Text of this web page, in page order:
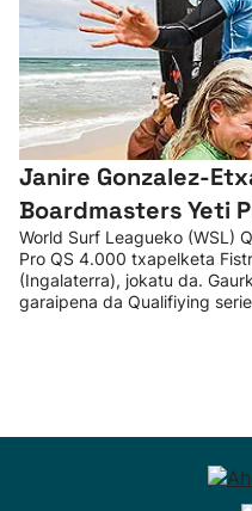
Janire Gonzalez-
Boardmasters Yeti
World Surf Leagueko (WSL)
Pro QS 4.000 txapelketa
(Ingalaterra), jokatu da.
garaipena da Qualifiying